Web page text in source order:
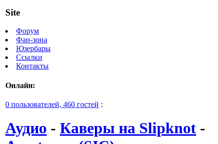
Site
Форум
Фан-зона
Юзербары
Ссылки
Контакты
Онлайн:
0 пользователей, 460 гостей :
Аудио - Каверы на Slipknot -